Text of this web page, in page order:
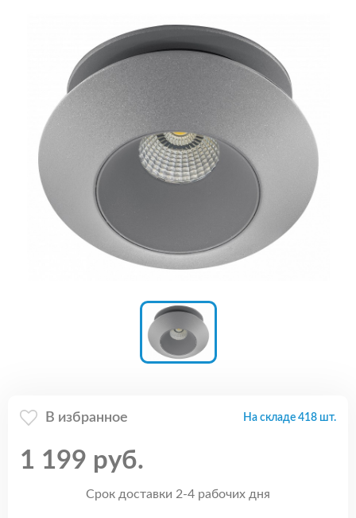
В избранное На складе 418 шт.
1 199 руб.
Срок доставки 2-4 рабочих дня